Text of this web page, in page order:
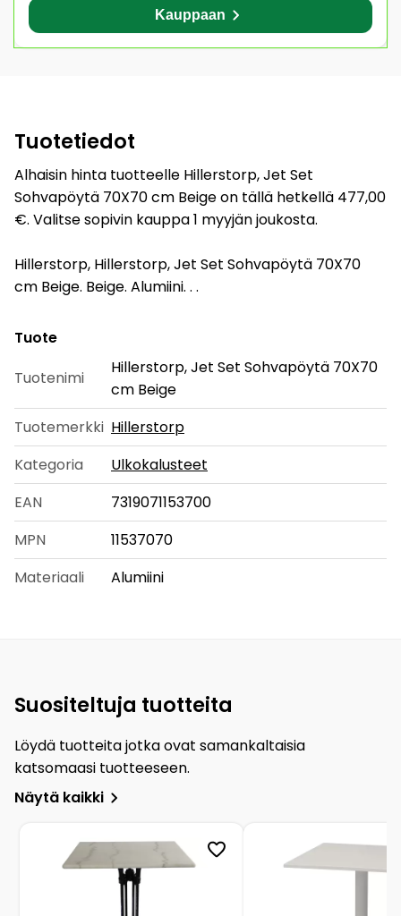
Kauppaan
Tuotetiedot
Alhaisin hinta tuotteelle Hillerstorp, Jet Set
Sohvapöytä 70X70 cm Beige on tällä hetkellä 477,00
€. Valitse sopivin kauppa 1 myyjän joukosta.
Hillerstorp, Hillerstorp, Jet Set Sohvapöytä 70X70
cm Beige. Beige. Alumiini. . .
Tuote
Tuotenimi
Hillerstorp, Jet Set Sohvapöytä 70X70
cm Beige
Tuotemerkki Hillerstorp
Kategoria
Ulkokalusteet
EAN
7319071153700
MPN
11537070
Materiaali
Alumiini
Suositeltuja tuotteita
Löydä tuotteita jotka ovat samankaltaisia
katsomaasi tuotteeseen.
Näytä kaikki